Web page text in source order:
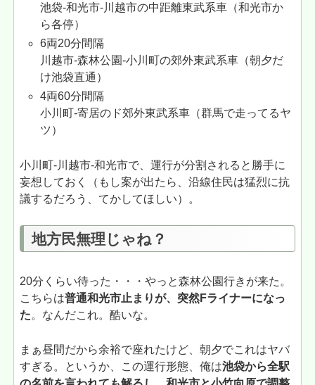
池袋-和光市-川越市の中距離東武系車（和光市か
ら各停）
6両20分間隔
川越市-森林公園-小川町の郊外東武系車（朝夕だ
け池袋直通）
4両60分間隔
小川町-寄居のド郊外東武系車（群馬で走ってるヤ
ツ）
小川町-川越市-和光市で、運行が分割されると勝手に
妄想しておく（もし案が出たら、沿線住民は猛烈に抗
議するだろう、てかしてほしい）。
地方民無理じゃね？
20分くらい待った・・・やっと森林公園行きが来た。
こちらは普通和光市止まりが、突然Fライナーになっ
た。なんだこれ。酷いな。
まぁ昼間だから余裕で座れたけど、朝夕でこれはヤバ
すぎる。というか、この運行形態、俺は池袋から全駅